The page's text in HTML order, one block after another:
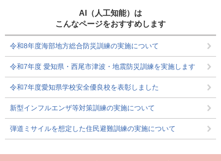
AI（人工知能）は
こんなページをおすすめします
令和8年度海部地方総合防災訓練の実施について
令和7年度 愛知県・西尾市津波・地震防災訓練を実施します
令和7年度愛知県学校安全優良校を表彰しました
新型インフルエンザ等対策訓練の実施について
弾道ミサイルを想定した住民避難訓練の実施について